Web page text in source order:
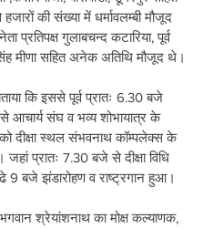
की संख्या में धर्मावलम्बी मौजूद
प्रतिपक्ष गुलाबचन्द कटारिया, पूर्व
मीणा सहित अनेक अतिथि मौजूद थे।
कि इससे पूर्व प्रातः 6.30 बजे
आचार्य संघ व भव्य शोभायात्र के
को दीक्षा स्थल संभवनाथ कॉम्पलेक्स के
जहां प्रातः 7.30 बजे से दीक्षा विधि
9 बजे झंडारोहण व राष्ट्रगान हुआ।
श्रेयांशनाथ का मोक्ष कल्याणक,